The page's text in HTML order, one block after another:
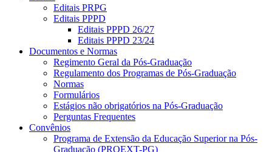
Editais PRPG
Editais PPPD
Editais PPPD 26/27
Editais PPPD 23/24
Documentos e Normas
Regimento Geral da Pós-Graduação
Regulamento dos Programas de Pós-Graduação
Normas
Formulários
Estágios não obrigatórios na Pós-Graduação
Perguntas Frequentes
Convênios
Programa de Extensão da Educação Superior na Pós-
Graduação (PROEXT-PG)